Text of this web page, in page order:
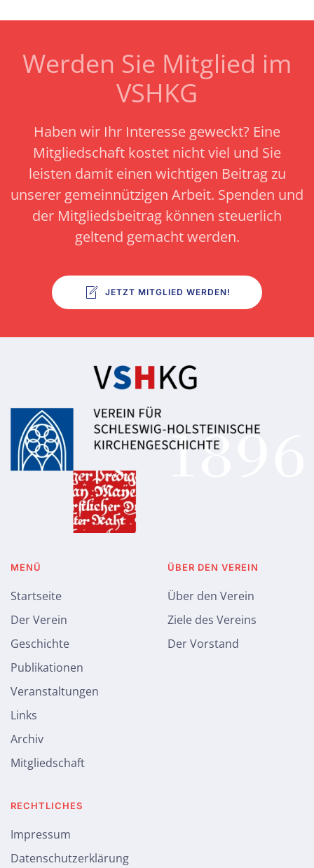
Werden Sie Mitglied im
VSHKG
Haben wir Ihr Interesse geweckt? Eine
Mitgliedschaft kostet nicht viel und Sie
leisten damit einen wichtigen Beitrag zu
unserer gemeinnützigen Arbeit. Spenden und
der Mitgliedsbeitrag können steuerlich
geltend gemacht werden.
JETZT MITGLIED WERDEN!
MENÜ
Startseite
Der Verein
Geschichte
Publikationen
Veranstaltungen
Links
Archiv
Mitgliedschaft
ÜBER DEN VEREIN
Über den Verein
Ziele des Vereins
Der Vorstand
RECHTLICHES
Impressum
Datenschutzerklärung